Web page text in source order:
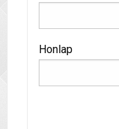
Honlap